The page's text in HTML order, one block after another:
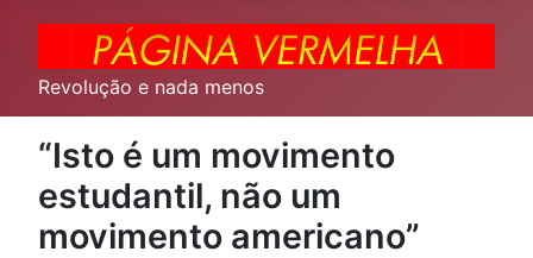
Revolução e nada menos
“Isto é um movimento
estudantil, não um
movimento americano”